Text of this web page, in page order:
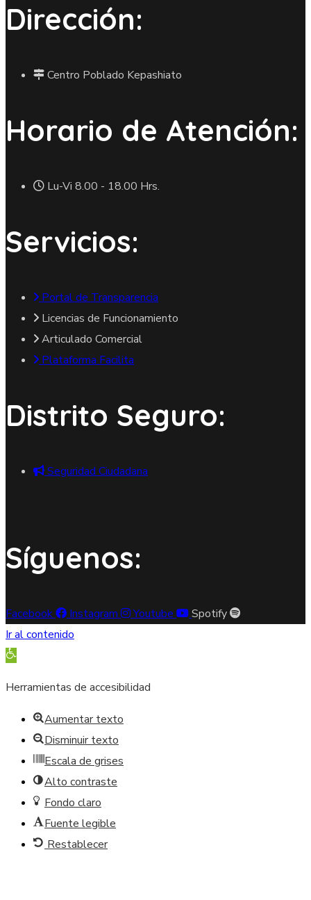
Dirección:
Centro Poblado Kepashiato
Horario de Atención:
Lu-Vi 8.00 - 18.00 Hrs.
Servicios:
Portal de Transparencia
Licencias de Funcionamiento
Articulado Comercial
Plataforma Facilita
Distrito Seguro:
Seguridad Ciudadana
Síguenos:
Facebook Instagram Youtube
Spotify
Ir al contenido
Abrir barra de herramientas
Herramientas de accesibilidad
Aumentar texto
Disminuir texto
Escala de grises
Alto contraste
Fondo claro
Fuente legible
Restablecer